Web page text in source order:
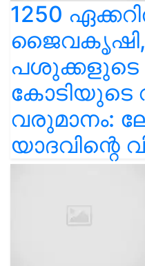
1250
ജൈവകൃഷി,
പശുക്കളുടെ
കോടിയുടെ
വരുമാനം:
യാദവിന്റെ